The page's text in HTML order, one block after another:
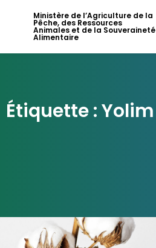
Ministère de l’Agriculture de la
Pêche, des Ressources
Animales et de la Souveraineté
Alimentaire
Étiquette : Yolim